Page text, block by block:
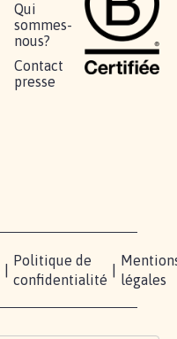
Qui
sommes-
nous?
Contact
presse
Politique de
confidentialité
légales